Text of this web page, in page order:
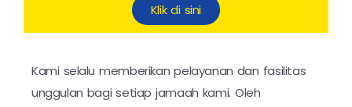
Klik di sini
Kami selalu memberikan pelayanan dan fasilitas
unggulan bagi setiap jamaah kami. Oleh